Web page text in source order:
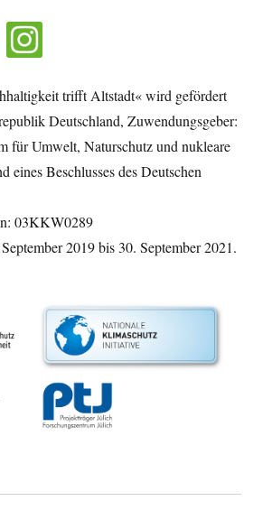
trifft Altstadt« wird gefördert
Deutschland, Zuwendungsgeber:
für Umwelt, Naturschutz und nukleare
eines Beschlusses des Deutschen
03KKW0289
2019 bis 30. September 2021.